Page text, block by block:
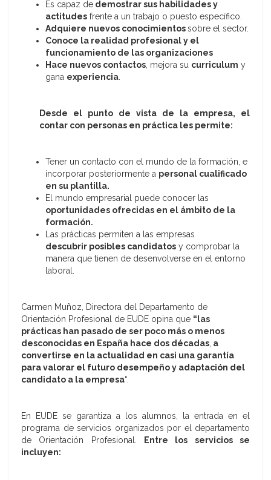
Es capaz de demostrar sus habilidades y
actitudes frente a un trabajo o puesto específico.
Adquiere nuevos conocimientossobre el sector.
Conoce la realidad profesional y el
funcionamiento de las organizaciones
Hace nuevos contactos, mejora su curriculum y
gana experiencia.
Desde el punto de vista de la empresa, el
contar con personas en práctica les permite:
Tener un contacto con el mundo de la formación, e
incorporar posteriormente a personal cualificado
en su plantilla.
El mundo empresarial puede conocer las
oportunidades ofrecidas en el ámbito de la
formación.
Las prácticas permiten a las empresas
descubrir posibles candidatos y comprobar la
manera que tienen de desenvolverse en el entorno
laboral.
Carmen Muñoz, Directora del Departamento de
Orientación Profesional de EUDE opina que “las
prácticas han pasado de ser poco más o menos
desconocidas en España hace dos décadas, a
convertirse en la actualidad en casi una garantía
para valorar el futuro desempeño y adaptación del
candidato a la empresa“.
En EUDE se garantiza a los alumnos, la entrada en el
programa de servicios organizados por el departamento
de Orientación Profesional.
Entre los servicios se
incluyen: